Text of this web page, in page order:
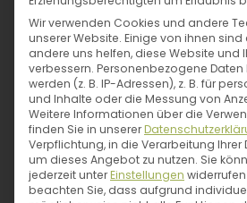
halfen ihr die Ausbildungen
Naturpädagogin,
Erlebnisbäuerin und
Ulrike ist eine der Autorinnen
ungezähmte Wildpflanzen
darin gibt sie ihre
Wissen zu den Themen
Kräuter an andere weiter.
Wir verwenden Cookies und andere
unserer Website. Einige von ihnen sind
andere uns helfen, diese Website und
verbessern. Personenbezogene
werden (z. B. IP-Adressen), z. B. für
und Inhalte oder die Messung von
Weitere Informationen über die
finden Sie in unserer
Verpflichtung, in die Verarbeitung Ihrer
um dieses Angebot zu nutzen. Sie
jederzeit unterEinstellungen
beachten Sie, dass aufgrund